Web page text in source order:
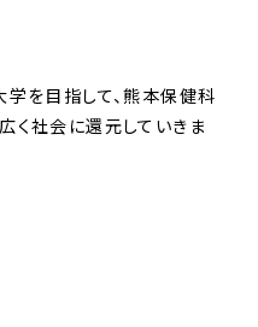
を目指して、熊本保健科
く社会に還元していきま